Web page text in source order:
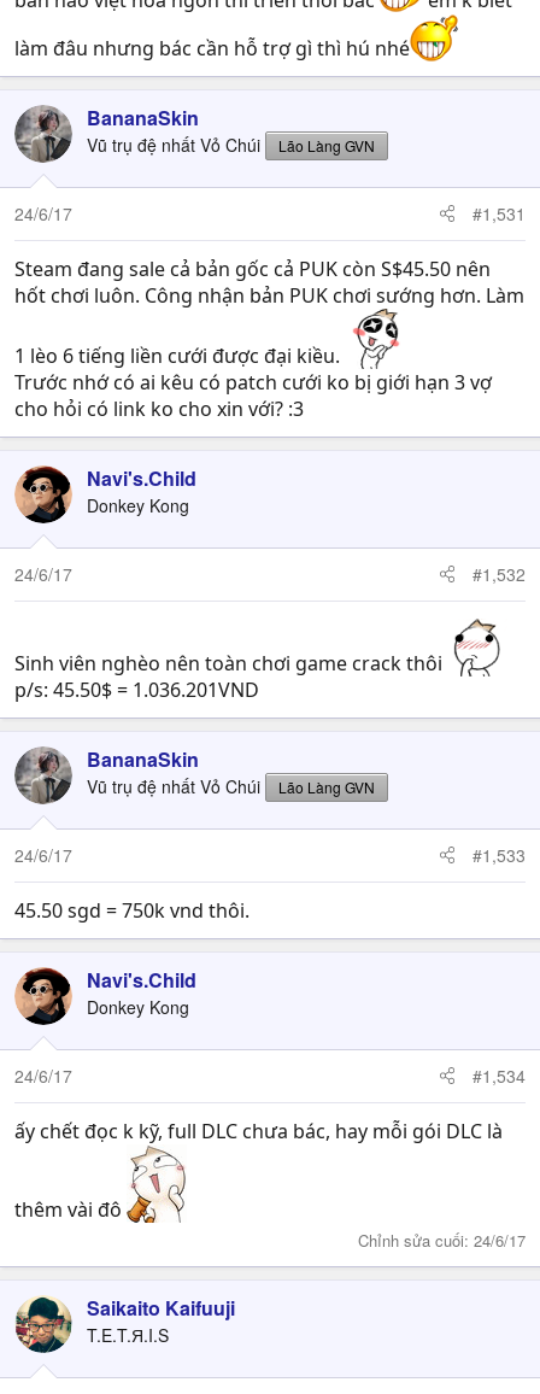
làm đâu nhưng bác cần hỗ trợ gì thì hú nhé
BananaSkin
Vũ trụ đệ nhất Vỏ Chúi Lão Làng GVN
24/6/17 #1,531
Steam đang sale cả bản gốc cả PUK còn S$45.50 nên
hốt chơi luôn. Công nhận bản PUK chơi sướng hơn. Làm
1 lèo 6 tiếng liền cưới được đại kiều.
Trước nhớ có ai kêu có patch cưới ko bị giới hạn 3 vợ
cho hỏi có link ko cho xin với? :3
Navi's.Child
Donkey Kong
24/6/17 #1,532
Sinh viên nghèo nên toàn chơi game crack thôi
p/s: 45.50$ = 1.036.201VND
BananaSkin
Vũ trụ đệ nhất Vỏ Chúi Lão Làng GVN
24/6/17 #1,533
45.50 sgd = 750k vnd thôi.
Navi's.Child
Donkey Kong
24/6/17 #1,534
ấy chết đọc k kỹ, full DLC chưa bác, hay mỗi gói DLC là
thêm vài đô
Chỉnh sửa cuối: 24/6/17
Saikaito Kaifuuji
T.E.T.Я.I.S